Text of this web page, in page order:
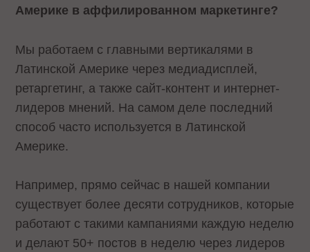
Америке в аффилированном маркетинге?
Мы работаем с главными вертикалями в
Латинской Америке через медиадисплей,
ретаргетинг, а также сайт-контент и интернет-
лидеров мнений. На самом деле последний
способ часто используется в Латинской
Америке.
Например, прямо сейчас в нашей компании
существует более десяти сотрудников, которые
работают с такими кампаниями каждую неделю
и делают 50+ постов в неделю через лидеров